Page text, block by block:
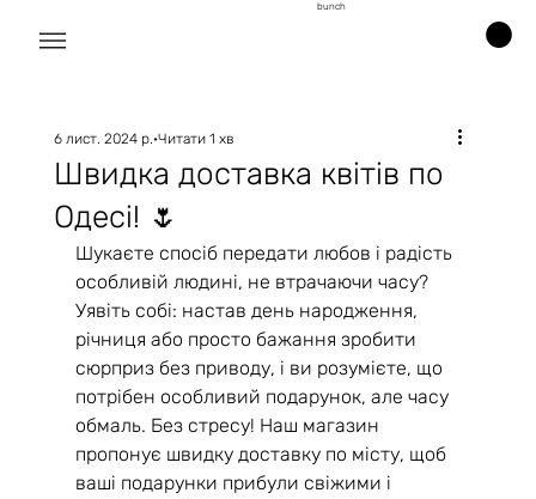
bunch
Швидка доставка квітів по
Одесі! 🌷
6 лист. 2024 р. Читати 1 хв
Шукаєте спосіб передати любов і радість
особливій людині, не втрачаючи часу?
Уявіть собі: настав день народження,
річниця або просто бажання зробити
сюрприз без приводу, і ви розумієте, що
потрібен особливий подарунок, але часу
обмаль. Без стресу! Наш магазин
пропонує швидку доставку по місту, щоб
ваші подарунки прибули свіжими і